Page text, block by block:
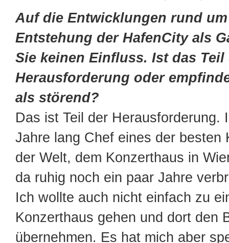
Auf die Entwicklungen rund
Entstehung der HafenCity als
Sie keinen Einfluss. Ist das Teil
Herausforderung oder
als störend?
Das ist Teil der Herausforderung.
Jahre lang Chef eines der besten
der Welt, dem Konzerthaus in
da ruhig noch ein paar Jahre
Ich wollte auch nicht einfach zu
Konzerthaus gehen und dort den
übernehmen. Es hat mich aber